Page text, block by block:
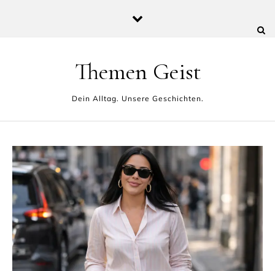
Themen Geist
Dein Alltag. Unsere Geschichten.